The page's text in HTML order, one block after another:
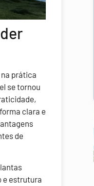
prática
se tornou
clara e
de
e estrutura